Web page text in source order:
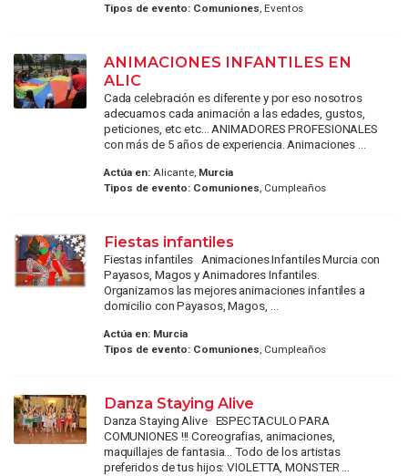
Tipos de evento: Comuniones , Eventos
ANIMACIONES INFANTILES EN
ALIC
Cada celebración es diferente y por eso nosotros
adecuamos cada animación a las edades, gustos,
peticiones, etc etc... ANIMADORES PROFESIONALES
con más de 5 años de experiencia. Animaciones ...
Actúa en:Alicante, Murcia
Tipos de evento: Comuniones, Cumpleaños
Fiestas infantiles
Fiestas infantiles Animaciones Infantiles Murcia con
Payasos, Magos y Animadores Infantiles.
Organizamos las mejores animaciones infantiles a
domicilio con Payasos, Magos, ...
Actúa en: Murcia
Tipos de evento: Comuniones, Cumpleaños
Danza Staying Alive
Danza Staying Alive ESPECTACULO PARA
COMUNIONES !!! Coreografias, animaciones,
maquillajes de fantasia... Todo de los artistas
preferidos de tus hijos: VIOLETTA, MONSTER ...